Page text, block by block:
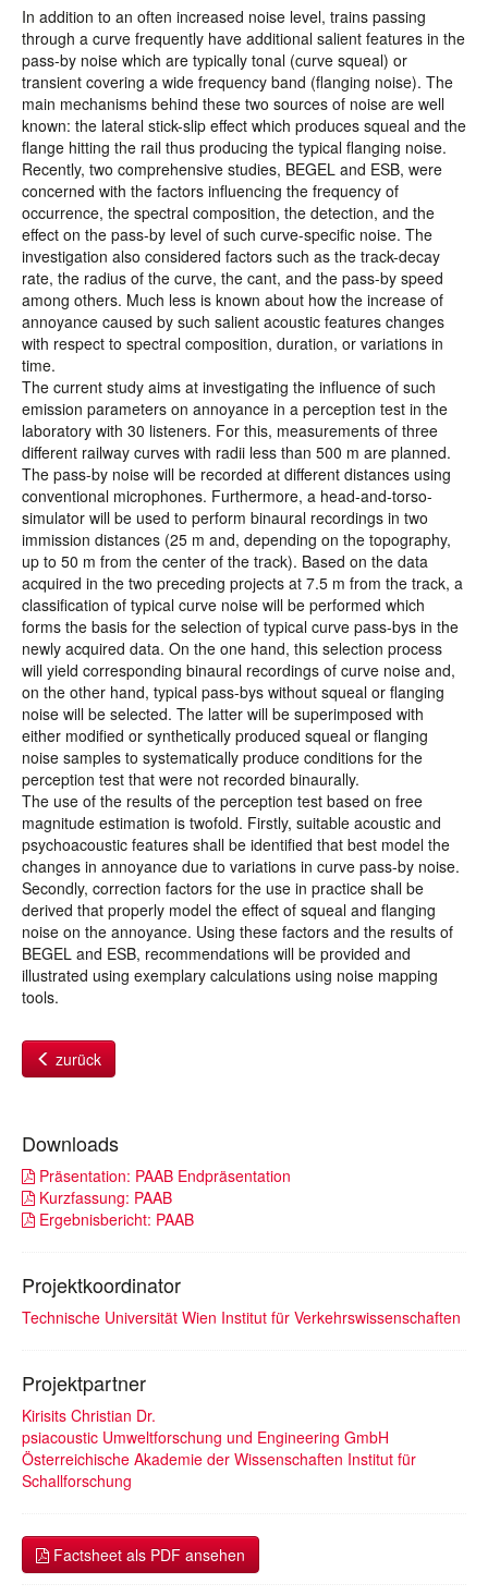
In addition to an often increased noise level, trains passing
through a curve frequently have additional salient features in the
pass-by noise which are typically tonal (curve squeal) or
transient covering a wide frequency band (flanging noise). The
main mechanisms behind these two sources of noise are well
known: the lateral stick-slip effect which produces squeal and the
flange hitting the rail thus producing the typical flanging noise.
Recently, two comprehensive studies, BEGEL and ESB, were
concerned with the factors influencing the frequency of
occurrence, the spectral composition, the detection, and the
effect on the pass-by level of such curve-specific noise. The
investigation also considered factors such as the track-decay
rate, the radius of the curve, the cant, and the pass-by speed
among others. Much less is known about how the increase of
annoyance caused by such salient acoustic features changes
with respect to spectral composition, duration, or variations in
time.
The current study aims at investigating the influence of such
emission parameters on annoyance in a perception test in the
laboratory with 30 listeners. For this, measurements of three
different railway curves with radii less than 500 m are planned.
The pass-by noise will be recorded at different distances using
conventional microphones. Furthermore, a head-and-torso-
simulator will be used to perform binaural recordings in two
immission distances (25 m and, depending on the topography,
up to 50 m from the center of the track). Based on the data
acquired in the two preceding projects at 7.5 m from the track, a
classification of typical curve noise will be performed which
forms the basis for the selection of typical curve pass-bys in the
newly acquired data. On the one hand, this selection process
will yield corresponding binaural recordings of curve noise and,
on the other hand, typical pass-bys without squeal or flanging
noise will be selected. The latter will be superimposed with
either modified or synthetically produced squeal or flanging
noise samples to systematically produce conditions for the
perception test that were not recorded binaurally.
The use of the results of the perception test based on free
magnitude estimation is twofold. Firstly, suitable acoustic and
psychoacoustic features shall be identified that best model the
changes in annoyance due to variations in curve pass-by noise.
Secondly, correction factors for the use in practice shall be
derived that properly model the effect of squeal and flanging
noise on the annoyance. Using these factors and the results of
BEGEL and ESB, recommendations will be provided and
illustrated using exemplary calculations using noise mapping
tools.
zurück
Downloads
Präsentation: PAAB Endpräsentation
Kurzfassung: PAAB
Ergebnisbericht: PAAB
Projektkoordinator
Technische Universität Wien Institut für Verkehrswissenschaften
Projektpartner
Kirisits Christian Dr.
psiacoustic Umweltforschung und Engineering GmbH
Österreichische Akademie der Wissenschaften Institut für
Schallforschung
Factsheet als PDF ansehen